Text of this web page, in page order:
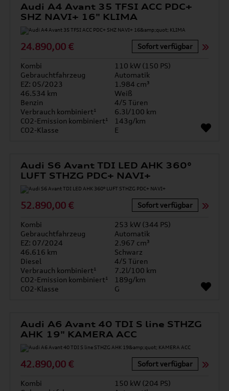
Audi A4 Avant 35 TFSI ACC PDC+
SHZ NAVI+ 16" KLIMA
24.890,00 € Sofort verfügbar
Kombi
110 kW (150 PS)
Gebrauchtfahrzeug
Automatik
EZ: 05/2023
1.984 cm³
46.534 km
Weiß
Benzin
4/5 Türen
Verbrauch kombiniert¹
6.3l/100 km
CO2-Emission kombiniert¹
143g/km
CO2-Klasse
E
Audi S6 Avant TDI LED AHK 360°
LUFT STHZG PDC+ NAVI+
52.890,00 € Sofort verfügbar
Kombi
253 kW (344 PS)
Gebrauchtfahrzeug
Automatik
EZ: 07/2024
2.967 cm³
46.616 km
Schwarz
Diesel
4/5 Türen
Verbrauch kombiniert¹
7.2l/100 km
CO2-Emission kombiniert¹
189g/km
CO2-Klasse
G
Audi A6 Avant 40 TDI S line STHZG
AHK 19" KAMERA ACC
42.890,00 € Sofort verfügbar
Kombi
150 kW (204 PS)